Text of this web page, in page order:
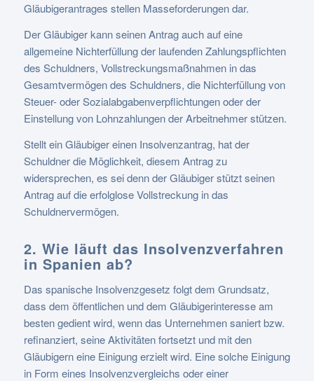
Gläubigerantrages stellen Masseforderungen dar.
Der Gläubiger kann seinen Antrag auch auf eine
allgemeine Nichterfüllung der laufenden Zahlungspflichten
des Schuldners, Vollstreckungsmaßnahmen in das
Gesamtvermögen des Schuldners, die Nichterfüllung von
Steuer- oder Sozialabgabenverpflichtungen oder der
Einstellung von Lohnzahlungen der Arbeitnehmer stützen.
Stellt ein Gläubiger einen Insolvenzantrag, hat der
Schuldner die Möglichkeit, diesem Antrag zu
widersprechen, es sei denn der Gläubiger stützt seinen
Antrag auf die erfolglose Vollstreckung in das
Schuldnervermögen.
2. Wie läuft das Insolvenzverfahren
in Spanien ab?
Das spanische Insolvenzgesetz folgt dem Grundsatz,
dass dem öffentlichen und dem Gläubigerinteresse am
besten gedient wird, wenn das Unternehmen saniert bzw.
refinanziert, seine Aktivitäten fortsetzt und mit den
Gläubigern eine Einigung erzielt wird. Eine solche Einigung
in Form eines Insolvenzvergleichs oder einer